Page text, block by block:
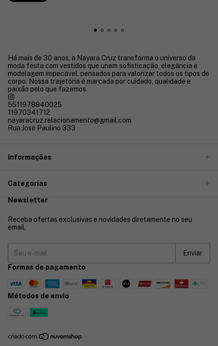
Há mais de 30 anos, a Nayara Cruz transforma o universo da
moda festa com vestidos que unem sofisticação, elegância e
modelagem impecável, pensados para valorizar todos os tipos de
corpo. Nossa trajetória é marcada por cuidado, qualidade e
paixão pelo que fazemos.
5511978840025
11970341712
nayaracruz.relacionamento@gmail.com
Rua José Paulino 333
Informações
Categorias
Newsletter
Receba ofertas exclusivas e novidades diretamente no seu
email.
Formas de pagamento
Métodos de envio